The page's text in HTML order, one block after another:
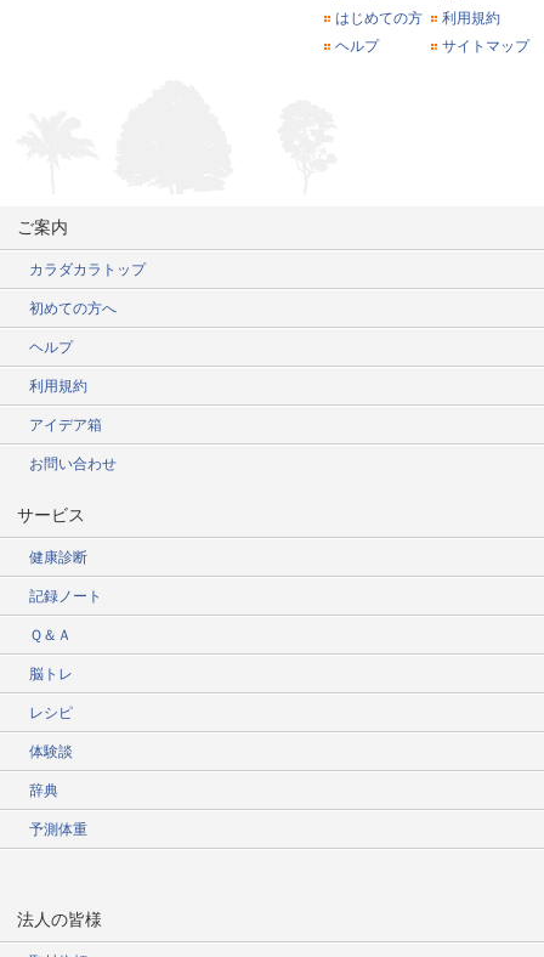
はじめての方
利用規約
ヘルプ
サイトマップ
ご案内
カラダカラトップ
初めての方へ
ヘルプ
利用規約
アイデア箱
お問い合わせ
サービス
健康診断
記録ノート
Ｑ＆Ａ
脳トレ
レシピ
体験談
辞典
予測体重
法人の皆様